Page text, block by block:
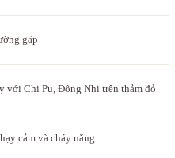
gặp
với Chi Pu, Đông Nhi trên thảm đỏ
cảm và cháy nắng